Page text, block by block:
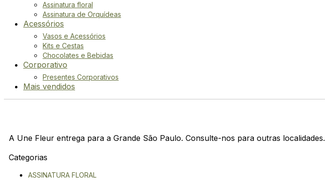
Assinatura floral
Assinatura de Orquídeas
Acessórios
Vasos e Acessórios
Kits e Cestas
Chocolates e Bebidas
Corporativo
Presentes Corporativos
Mais vendidos
A Une Fleur entrega para a Grande São Paulo. Consulte-nos para outras localidades.
Categorias
ASSINATURA FLORAL